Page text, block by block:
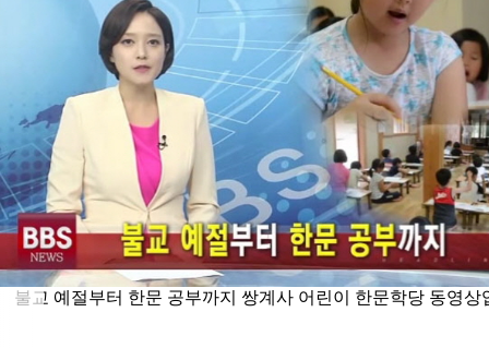
불교 예절부터 한문 공부까지 쌍계사 어린이 한문학당 동영상